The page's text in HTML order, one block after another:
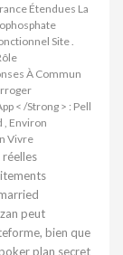
Étendues La
Site .
À Commun
< ​​/Strong > : Pell
, Environ
Vivre
peut
bien que
plan secret